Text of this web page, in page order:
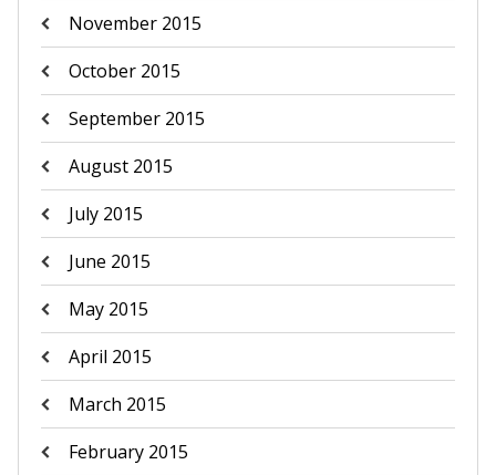
November 2015
October 2015
September 2015
August 2015
July 2015
June 2015
May 2015
April 2015
March 2015
February 2015